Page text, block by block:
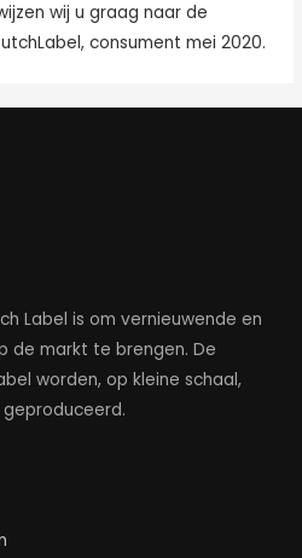
wij u graag naar de
consument mei 2020.
Label is om vernieuwende en
de markt te brengen. De
worden, op kleine schaal,